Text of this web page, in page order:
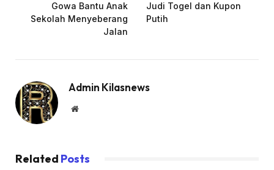
Gowa Bantu Anak
Sekolah Menyeberang
Jalan
Judi Togel dan Kupon
Putih
Admin Kilasnews
Website
Related Posts